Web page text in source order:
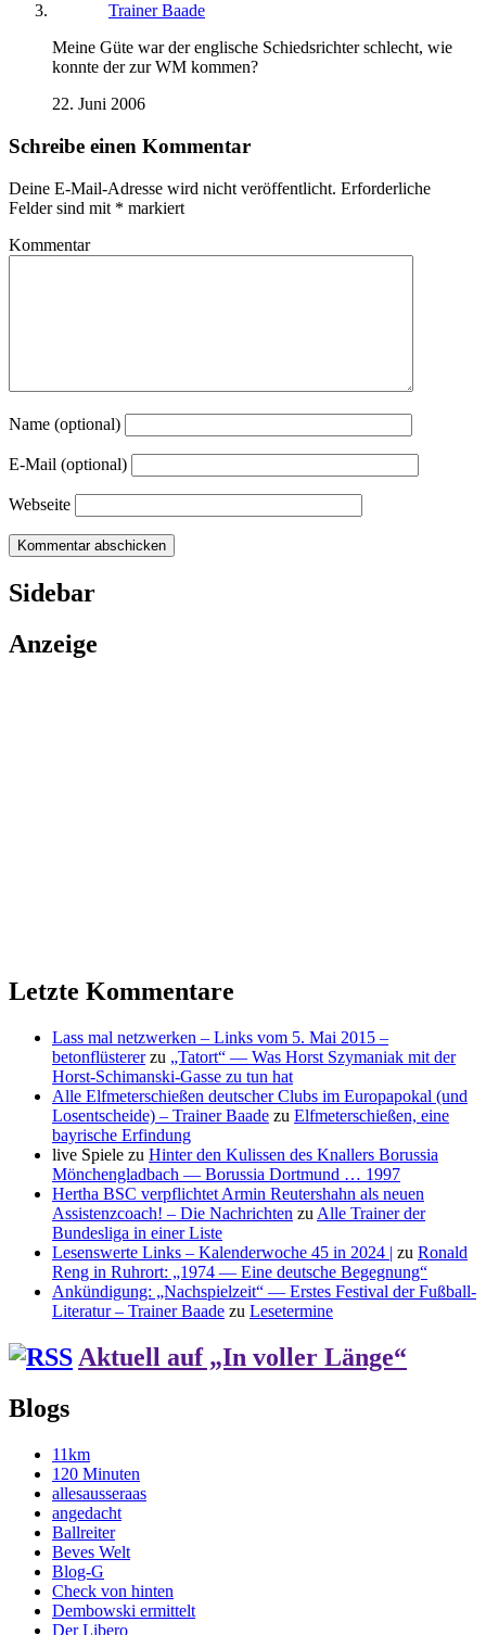
Trainer Baade
Meine Güte war der englische Schiedsrichter schlecht, wie
konnte der zur WM kommen?
22. Juni 2006
Schreibe einen Kommentar
Deine E-Mail-Adresse wird nicht veröffentlicht. Erforderliche
Felder sind mit * markiert
Kommentar
Name (optional)
E-Mail (optional)
Webseite
Sidebar
Anzeige
Letzte Kommentare
Lass mal netzwerken – Links vom 5. Mai 2015 –
betonflüstererzu „Tatort“ — Was Horst Szymaniak mit der
Horst-Schimanski-Gasse zu tun hat
Alle Elfmeterschießen deutscher Clubs im Europapokal (und
Losentscheide) – Trainer Baade zu Elfmeterschießen, eine
bayrische Erfindung
live Spiele zu Hinter den Kulissen des Knallers Borussia
Mönchengladbach — Borussia Dortmund … 1997
Hertha BSC verpflichtet Armin Reutershahn als neuen
Assistenzcoach! – Die Nachrichten zu Alle Trainer der
Bundesliga in einer Liste
Lesenswerte Links – Kalenderwoche 45 in 2024 | zu Ronald
Reng in Ruhrort: „1974 — Eine deutsche Begegnung“
Ankündigung: „Nachspielzeit“ — Erstes Festival der Fußball-
Literatur – Trainer Baade zu Lesetermine
Aktuell auf „In voller Länge“
Blogs
11km
120 Minuten
allesausseraas
angedacht
Ballreiter
Beves Welt
Blog-G
Check von hinten
Dembowski ermittelt
Der Libero